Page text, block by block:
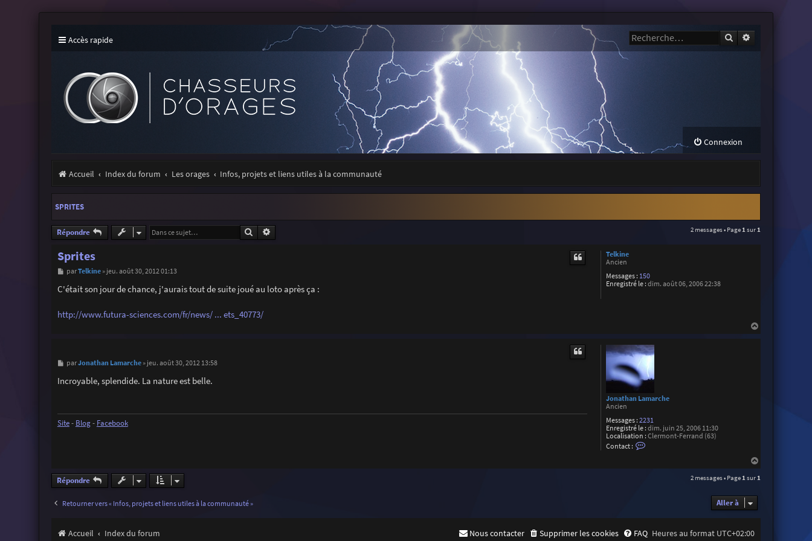
Accès rapide Rechercher
Connexion
Accueil Index du forum Les orages Infos, projets et liens utiles à la communauté
SPRITES
Répondre Rechercher 2 messages • Page 1 sur 1
Telkine
Ancien
Messages : 150
Enregistré le : dim. août 06, 2006 22:38
Sprites
M
s
s
g
e
parTelkine» jeu. août 30, 2012 01:13
C'était son jour de chance, j'aurais tout de suite joué au loto après ça :
http://www.futura-sciences.com/fr/news/ ... ets_40773/
a
Jonathan Lamarche
Ancien
Messages : 2231
Enregistré le : dim. juin 25, 2006 11:30
Localisation : Clermont-Ferrand (63)
Contact :
n
a
M
s
s
parJonathan Lamarche» jeu. août 30, 2012 13:58
Incroyable, splendide. La nature est belle.
Site- Blog- Facebook
a
u
Répondre 2 messages • Page 1 sur 1
Retourner vers « Infos, projets et liens utiles à la communauté » Aller à
Accueil Index du forum Heures au format UTC+02:00
FAQ
Supprimer les cookies
Nous contacter